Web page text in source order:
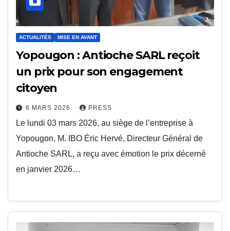
ACTUALITÉS MISE EN AVANT
Yopougon : Antioche SARL reçoit
un prix pour son engagement
citoyen
6 MARS 2026 PRESS
Le lundi 03 mars 2026, au siège de l’entreprise à
Yopougon, M. IBO Éric Hervé, Directeur Général de
Antioche SARL, a reçu avec émotion le prix décerné
en janvier 2026…